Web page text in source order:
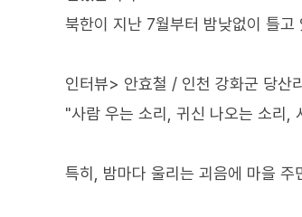
북한이 지난 7월부터 밤낮없이 틀고
인터뷰> 안효철 / 인천 강화군 당산
"사람 우는 소리, 귀신 나오는 소리,
특히, 밤마다 울리는 괴음에 마을